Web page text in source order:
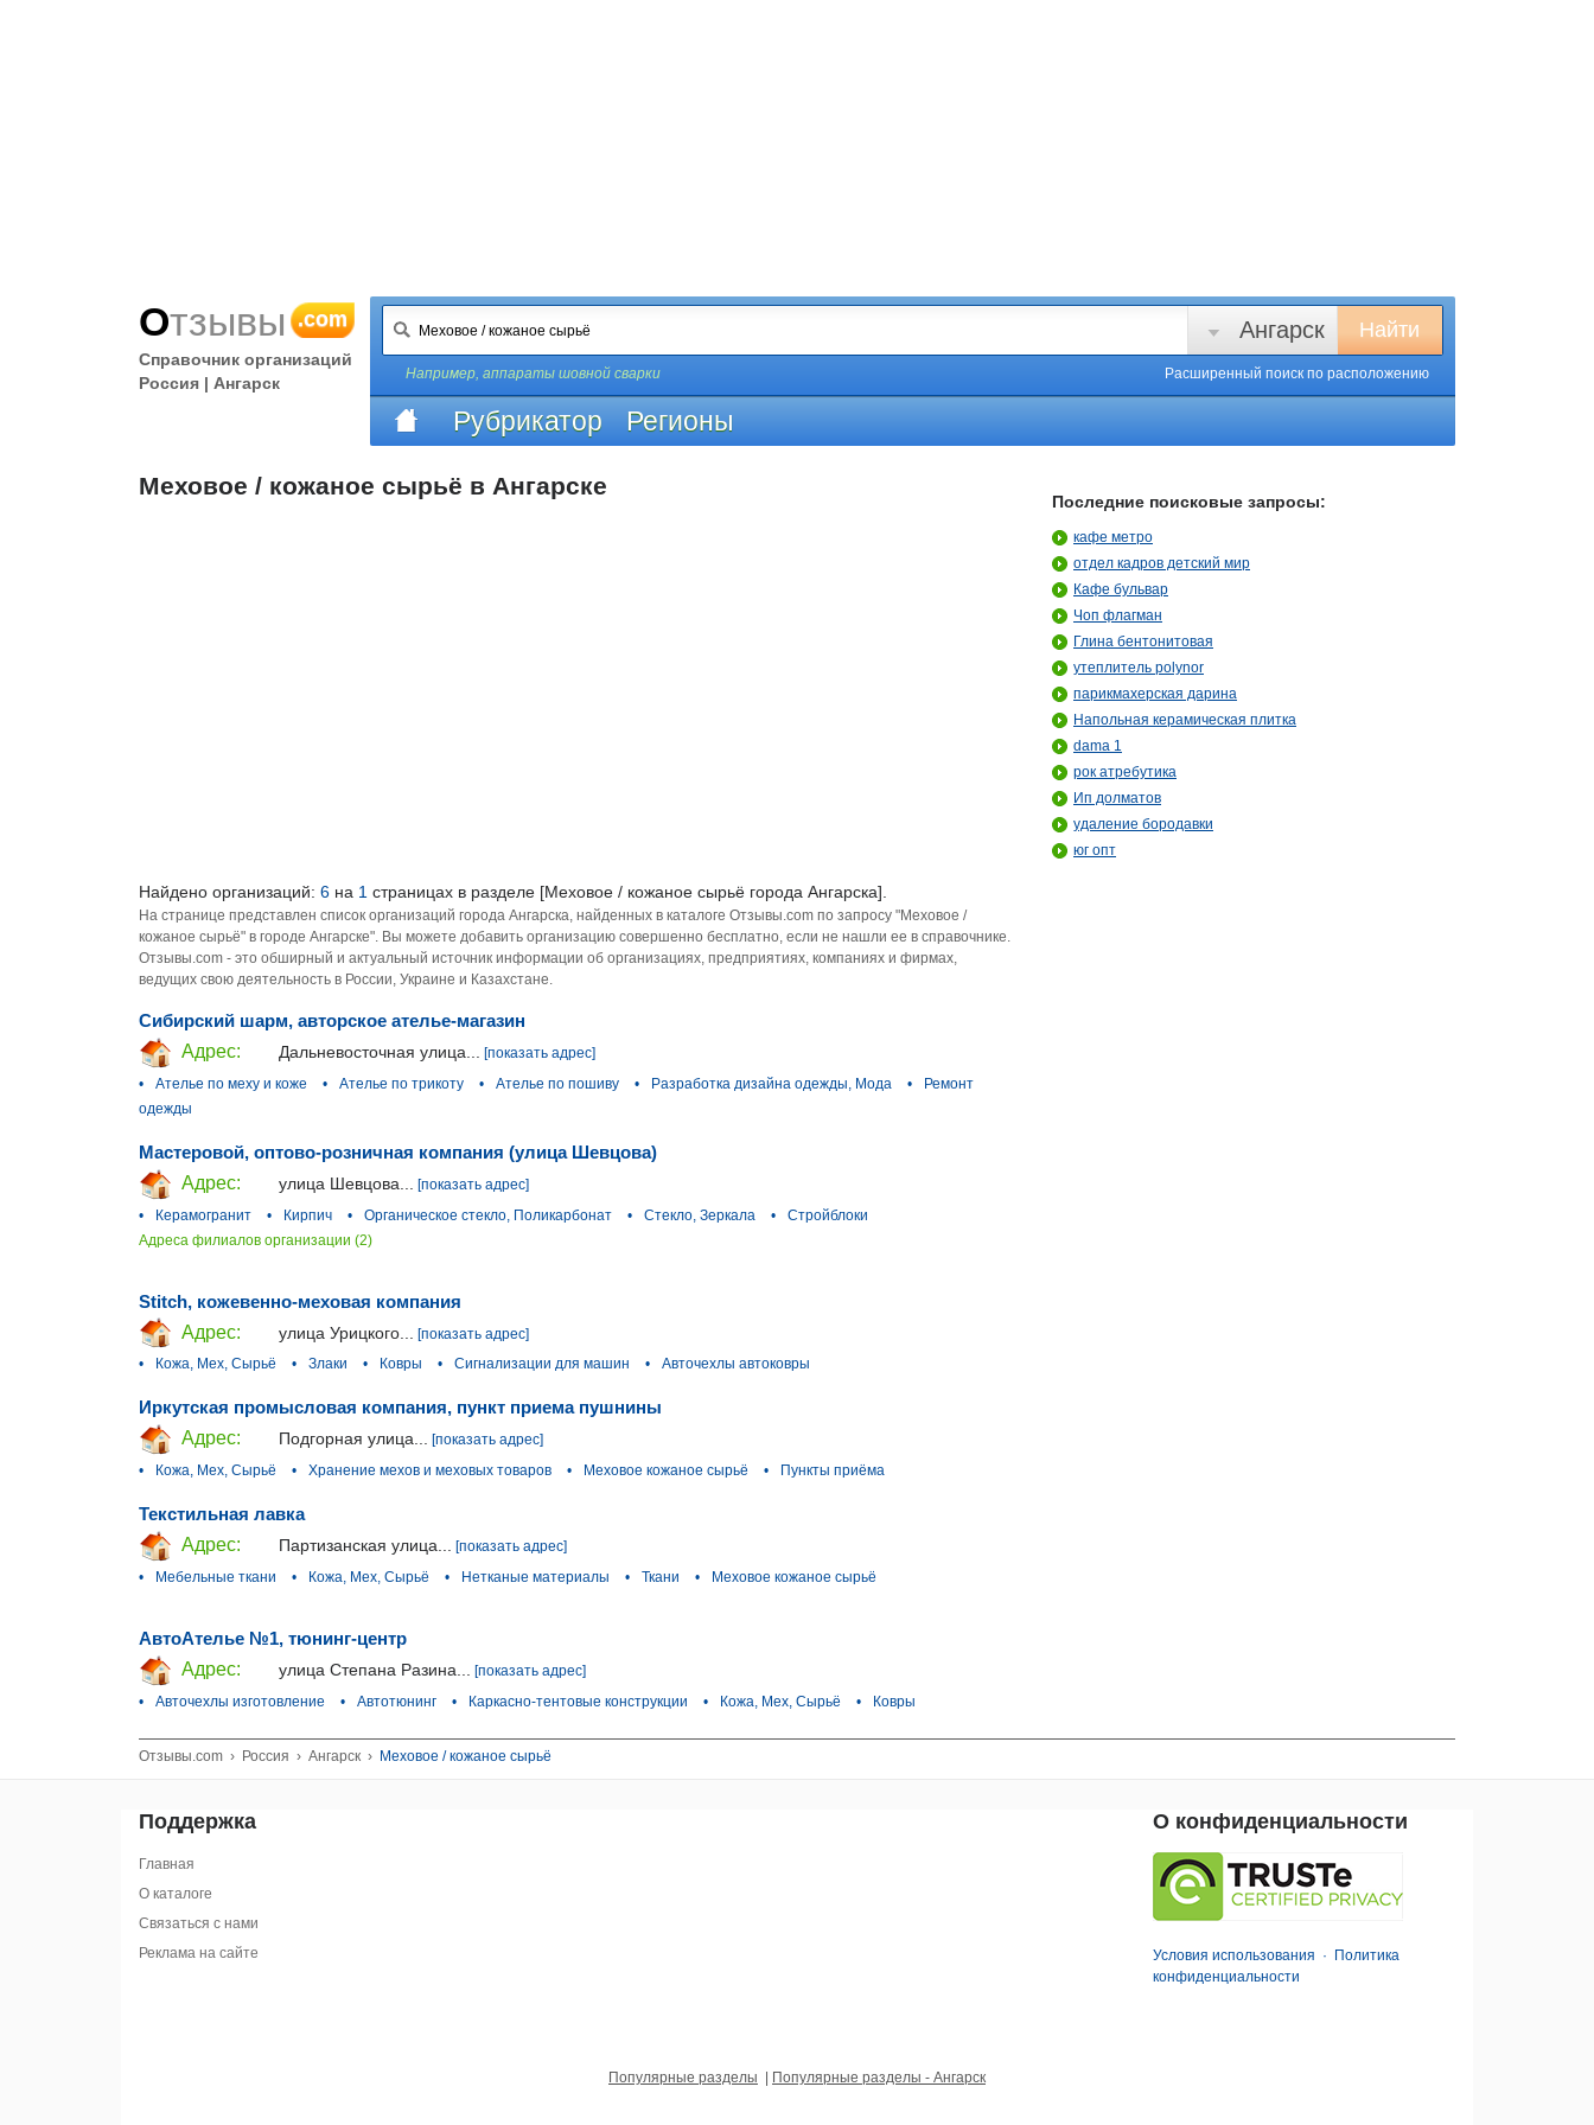
Отзывы .com
Справочник организаций
Россия | Ангарск
Найти
Ангарск
Например, аппараты шовной сварки Расширенный поиск по расположению
Рубрикатор Регионы
Меховое / кожаное сырьё в Ангарске
Найдено организаций: 6 на 1 страницах в разделе [Меховое / кожаное сырьё города Ангарска].
На странице представлен список организаций города Ангарска, найденных в каталоге Отзывы.com по запросу "Меховое /
кожаное сырьё" в городе Ангарске". Вы можете добавить организацию совершенно бесплатно, если не нашли ее в справочнике.
Отзывы.com - это обширный и актуальный источник информации об организациях, предприятиях, компаниях и фирмах,
ведущих свою деятельность в России, Украине и Казахстане.
Сибирский шарм, авторское ателье-магазин
Адрес:
Дальневосточная улица...
[показать адрес]
•
Ателье по меху и коже • Ателье по трикоту • Ателье по пошиву • Разработка дизайна одежды, Мода •
Ремонт
одежды
Мастеровой, оптово-розничная компания (улица Шевцова)
Адрес:
улица Шевцова...
[показать адрес]
•
Керамогранит • Кирпич • Органическое стекло, Поликарбонат • Стекло, Зеркала •
Стройблоки
Адреса филиалов организации (2)
Stitch, кожевенно-меховая компания
Адрес:
улица Урицкого...
[показать адрес]
•
Кожа, Мех, Сырьё • Злаки • Ковры • Сигнализации для машин • Авточехлы автоковры
Иркутская промысловая компания, пункт приема пушнины
Адрес:
Подгорная улица... [показать адрес]
•
Кожа, Мех, Сырьё • Хранение мехов и меховых товаров • Меховое кожаное сырьё • Пункты приёма
Текстильная лавка
Адрес:
Партизанская улица...
[показать адрес]
•
Мебельные ткани • Кожа, Мех, Сырьё • Нетканые материалы • Ткани • Меховое кожаное сырьё
АвтоАтелье №1, тюнинг-центр
Адрес:
улица Степана Разина...
[показать адрес]
•
Авточехлы изготовление • Автотюнинг • Каркасно-тентовые конструкции • Кожа, Мех, Сырьё • Ковры
Последние поисковые запросы:
кафе метро
отдел кадров детский мир
Кафе бульвар
Чоп флагман
Глина бентонитовая
утеплитель polynor
парикмахерская дарина
Напольная керамическая плитка
dama 1
рок атребутика
Ип долматов
удаление бородавки
юг опт
Отзывы.com › Россия › Ангарск › Меховое / кожаное сырьё
Поддержка
Главная
О каталоге
Связаться с нами
Реклама на сайте
О конфиденциальности
Условия использования · Политика
конфиденциальности
Популярные разделы | Популярные разделы - Ангарск